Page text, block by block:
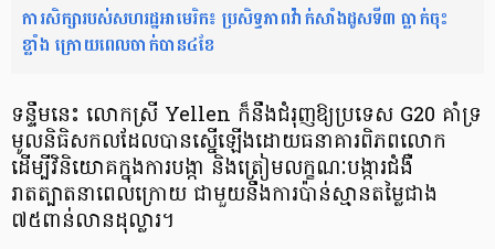
ការសិក្សារបស់សហរដ្ឋអាមេរិក៖ ប្រសិទ្ធភាពវ៉ាក់សាំងដូសទី៣ ធ្លាក់ចុះ
ខ្លាំង ក្រោយពេលចាក់បាន៤ខែ
ទន្ទឹមនេះ លោកស្រី Yellen ក៏នឹងជំរុញឱ្យប្រទេស G20 គាំទ្រ
មូលនិធិសកលដែលបានស្នើឡើងដោយធនាគារពិភពលោក
ដើម្បីវិនិយោគក្នុងការបង្កា និងត្រៀមលក្ខណៈបង្ការជំងឺ
រាតត្បាតនាពេលក្រោយ ជាមួយនឹងការប៉ាន់ស្មានតម្លៃជាង
៧៥ពាន់លានដុល្លារ។